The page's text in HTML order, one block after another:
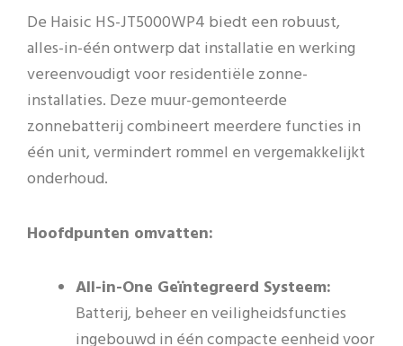
De Haisic HS-JT5000WP4 biedt een robuust,
alles-in-één ontwerp dat installatie en werking
vereenvoudigt voor residentiële zonne-
installaties. Deze muur-gemonteerde
zonnebatterij combineert meerdere functies in
één unit, vermindert rommel en vergemakkelijkt
onderhoud.
Hoofdpunten omvatten:
All-in-One Geïntegreerd Systeem:
Batterij, beheer en veiligheidsfuncties
ingebouwd in één compacte eenheid voor